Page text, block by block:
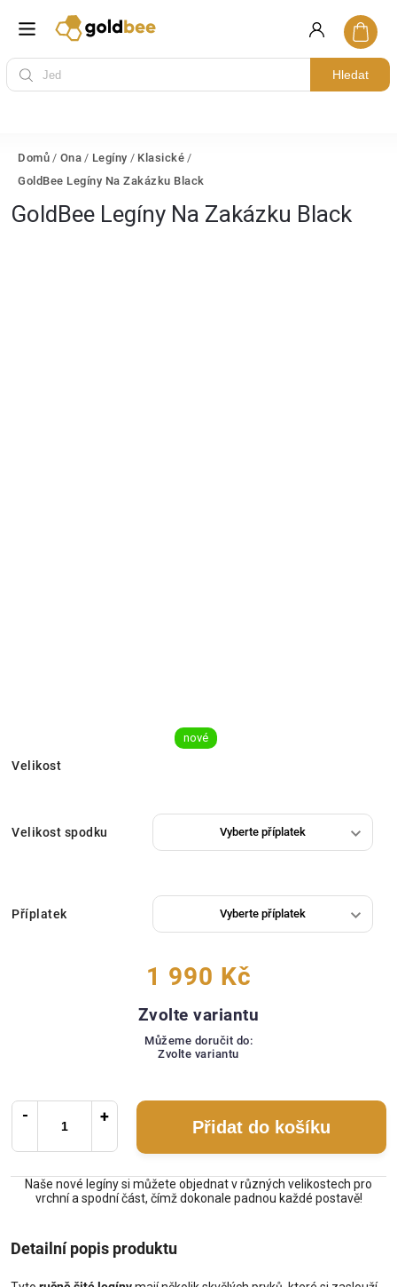
Hledat
Domů / Ona / Legíny / Klasické /
GoldBee Legíny Na Zakázku Black
GoldBee Legíny Na Zakázku Black
nové
Velikost
Velikost spodku
Příplatek
1 990 Kč
Zvolte variantu
Můžeme doručit do:
Zvolte variantu
Přidat do košíku
Naše nové legíny si můžete objednat v různých velikostech pro
vrchní a spodní část, čímž dokonale padnou každé postavě!
Detailní popis produktu